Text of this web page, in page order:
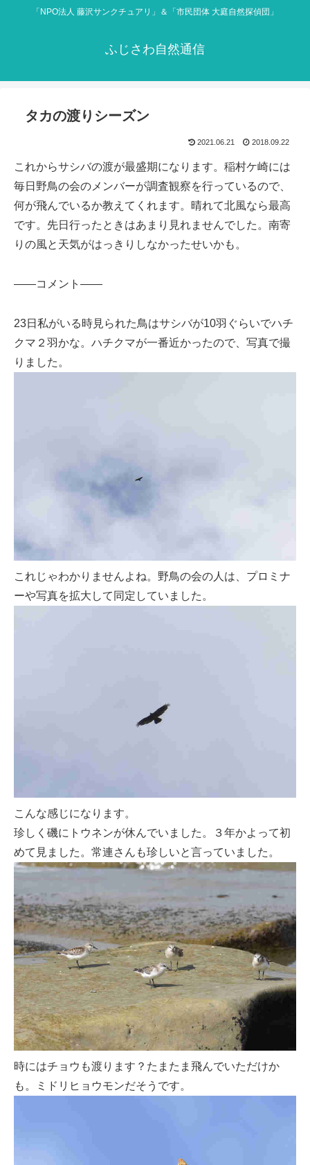
「NPO法人 藤沢サンクチュアリ」＆「市民団体 大庭自然探偵団」
ふじさわ自然通信
タカの渡りシーズン
2021.06.21 2018.09.22
これからサシバの渡が最盛期になります。稲村ケ崎には
毎日野鳥の会のメンバーが調査観察を行っているので、
何が飛んでいるか教えてくれます。晴れて北風なら最高
です。先日行ったときはあまり見れませんでした。南寄
りの風と天気がはっきりしなかったせいかも。
——コメント——
23日私がいる時見られた鳥はサシバが10羽ぐらいでハチ
クマ２羽かな。ハチクマが一番近かったので、写真で撮
りました。
これじゃわかりませんよね。野鳥の会の人は、プロミナ
ーや写真を拡大して同定していました。
こんな感じになります。
珍しく磯にトウネンが休んでいました。３年かよって初
めて見ました。常連さんも珍しいと言っていました。
時にはチョウも渡ります？たまたま飛んでいただけか
も。ミドリヒョウモンだそうです。